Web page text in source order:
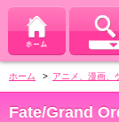
ホーム > アニメ、漫画、
Fate/Grand